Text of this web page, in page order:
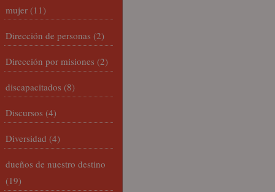
mujer (11)
Dirección de personas (2)
Dirección por misiones (2)
discapacitados (8)
Discursos (4)
Diversidad (4)
dueños de nuestro destino
(19)